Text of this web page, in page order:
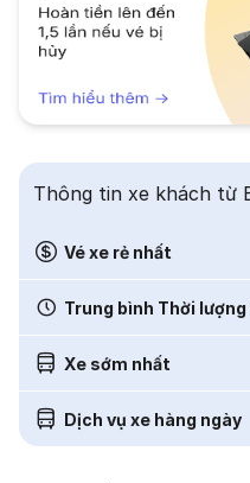
Thông tin xe khách từ
Vé xe rẻ nhất
Trung bình Thời lượng
Xe sớm nhất
Dịch vụ xe hàng ngày